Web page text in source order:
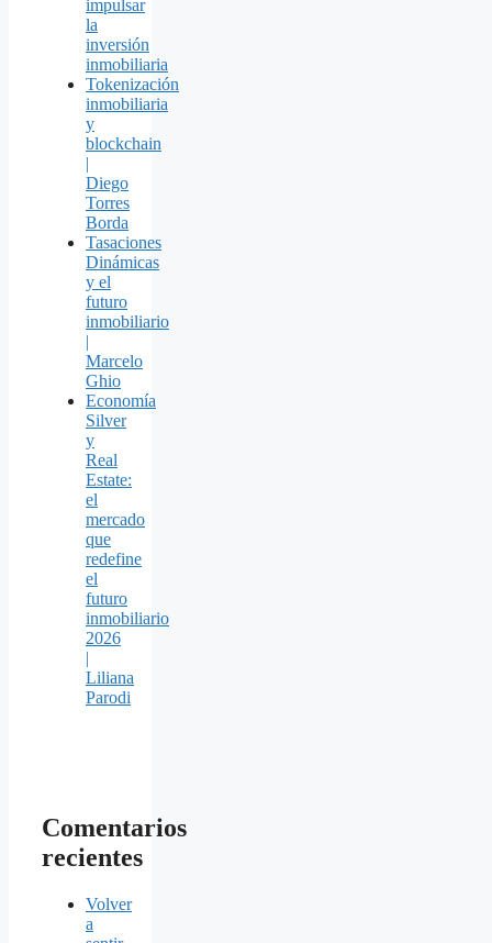
impulsar
la
inversión
inmobiliaria
Tokenización
inmobiliaria
y
blockchain
|
Diego
Torres
Borda
Tasaciones
Dinámicas
y el
futuro
inmobiliario
|
Marcelo
Ghio
Economía
Silver
y
Real
Estate:
el
mercado
que
redefine
el
futuro
inmobiliario
2026
|
Liliana
Parodi
Comentarios
recientes
Volver
a